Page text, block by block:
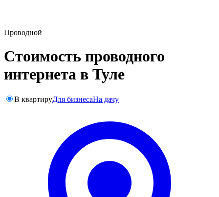
Проводной
Стоимость проводного
интернета в Туле
В квартируДля бизнесаНа дачу